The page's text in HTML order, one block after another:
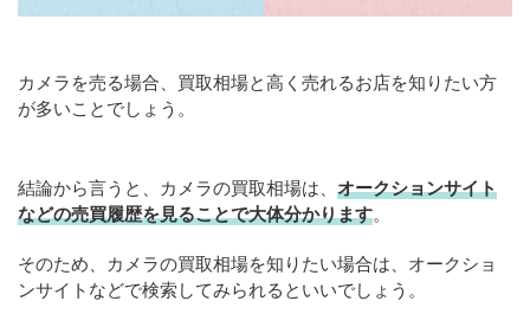
カメラを売る場合、買取相場と高く売れるお店を知りたい方
が多いことでしょう。
結論から言うと、カメラの買取相場は、 オークションサイト
などの売買履歴を見ることで大体分かります。
そのため、カメラの買取相場を知りたい場合は、オークショ
ンサイトなどで検索してみられるといいでしょう。